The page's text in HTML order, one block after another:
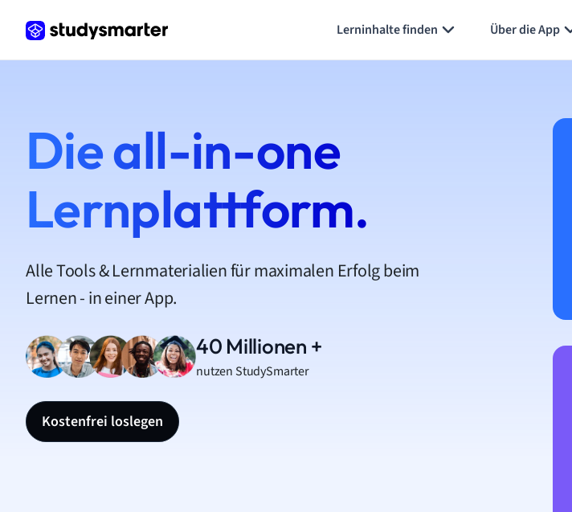
Lerninhalte finden Über die App
Die all-in-one
Lernplattform.
Alle Tools & Lernmaterialien für maximalen Erfolg beim
Lernen - in einer App.
40 Millionen +
nutzen StudySmarter
Kostenfrei loslegen